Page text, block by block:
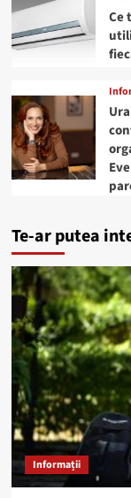
Ce
Te-ar putea
Informații